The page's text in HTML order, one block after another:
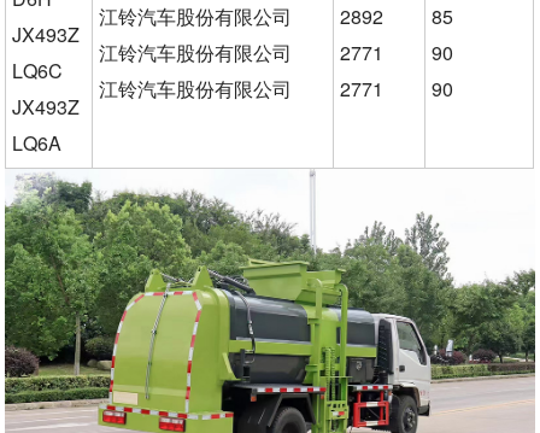
JX493Z
LQ6C
JX493Z
LQ6A
江铃汽车股份有限公司
江铃汽车股份有限公司
江铃汽车股份有限公司
2892
2771
2771
85
90
90